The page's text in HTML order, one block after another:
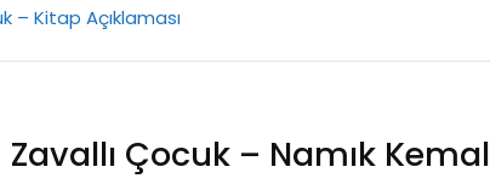
– Kitap Açıklaması
Zavallı Çocuk – Namık Kemal